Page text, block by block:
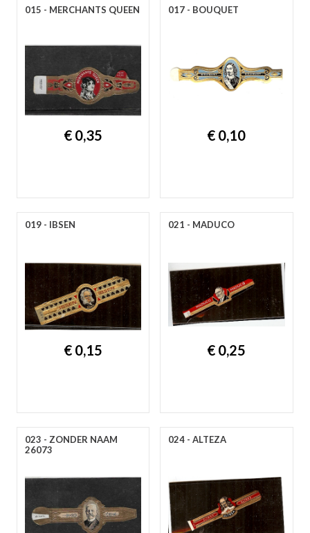
015 - MERCHANTS QUEEN
€ 0,35
017 - BOUQUET
€ 0,10
019 - IBSEN
€ 0,15
021 - MADUCO
€ 0,25
023 - ZONDER NAAM
26073
024 - ALTEZA